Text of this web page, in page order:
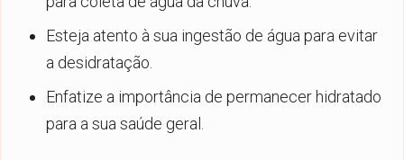
Esteja atento à sua ingestão de água para evitar
a desidratação.
Enfatize a importância de permanecer hidratado
para a sua saúde geral.